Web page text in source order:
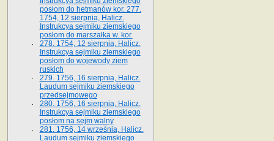
posłom do hetmanów kor. 277.
1754, 12 sierpnia, Halicz.
Instrukcya sejmiku ziemskiego
posłom do marszałka w. kor.
278. 1754, 12 sierpnia, Halicz.
Instrukcya sejmiku ziemskiego
posłom do wojewody ziem
ruskich
279. 1756, 16 sierpnia, Halicz.
Laudum sejmiku ziemskiego
przedsejmowego
280. 1756, 16 sierpnia, Halicz.
Instrukcya sejmiku ziemskiego
posłom na sejm walny
281. 1756, 14 września, Halicz.
Laudum sejmiku ziemskiego